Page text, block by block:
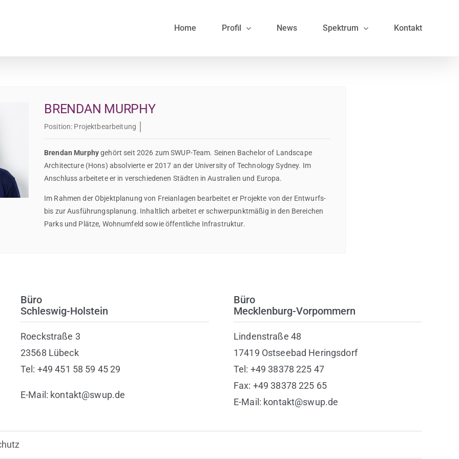
Home Profil News Spektrum Kontakt
BRENDAN MURPHY
Position: Projektbearbeitung
Brendan Murphygehört seit 2026 zum SWUP-Team. Seinen Bachelor of Landscape
Architecture (Hons) absolvierte er 2017 an der University of Technology Sydney. Im
Anschluss arbeitete er in verschiedenen Städten in Australien und Europa.
Im Rahmen der Objektplanung von Freianlagen bearbeitet er Projekte von der Entwurfs-
bis zur Ausführungsplanung. Inhaltlich arbeitet er schwerpunktmäßig in den Bereichen
Parks und Plätze, Wohnumfeld sowie öffentliche Infrastruktur.
Büro
Schleswig-Holstein
Roeckstraße 3
23568 Lübeck
Tel: +49 451 58 59 45 29
E-Mail: kontakt@swup.de
Büro
Mecklenburg-Vorpommern
Lindenstraße 48
17419 Ostseebad Heringsdorf
Tel: +49 38378 225 47
Fax: +49 38378 225 65
E-Mail: kontakt@swup.de